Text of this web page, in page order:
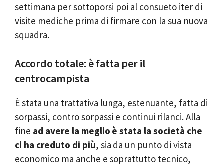
settimana per sottoporsi poi al consueto iter di
visite mediche prima di firmare con la sua nuova
squadra.
Accordo totale: è fatta per il
centrocampista
È stata una trattativa lunga, estenuante, fatta di
sorpassi, contro sorpassi e continui rilanci. Alla
fine ad avere la meglio è stata la società che
ci ha creduto di più, sia da un punto di vista
economico ma anche e soprattutto tecnico,